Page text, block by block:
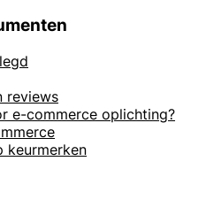
reviews
e-commerce oplichting?
keurmerken